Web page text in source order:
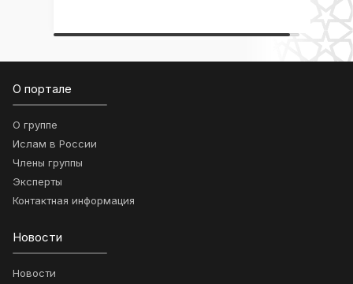
О портале
О группе
Ислам в России
Члены группы
Эксперты
Контактная информация
Новости
Новости